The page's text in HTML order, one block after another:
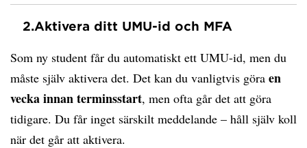
2.Aktivera ditt UMU-id och MFA
Som ny student får du automatiskt ett UMU-id, men du
måste själv aktivera det. Det kan du vanligtvis göra en
vecka innan terminsstart, men ofta går det att göra
tidigare. Du får inget särskilt meddelande – håll själv koll
när det går att aktivera.